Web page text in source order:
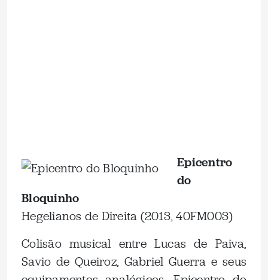
Epicentro
do
Bloquinho
Hegelianos de Direita (2013, 40FM003)
Colisão musical entre Lucas de Paiva,
Savio de Queiroz, Gabriel Guerra e seus